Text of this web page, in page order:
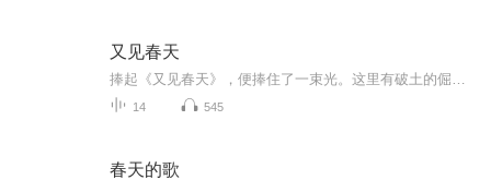
又见春天
14 545
春天的歌